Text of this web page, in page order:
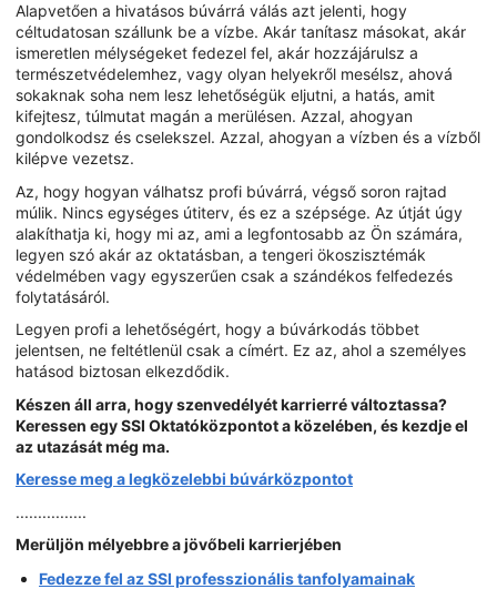
Alapvetően a hivatásos búvárrá válás azt jelenti, hogy
céltudatosan szállunk be a vízbe. Akár tanítasz másokat, akár
ismeretlen mélységeket fedezel fel, akár hozzájárulsz a
természetvédelemhez, vagy olyan helyekről mesélsz, ahová
sokaknak soha nem lesz lehetőségük eljutni, a hatás, amit
kifejtesz, túlmutat magán a merülésen. Azzal, ahogyan
gondolkodsz és cselekszel. Azzal, ahogyan a vízben és a vízből
kilépve vezetsz.
Az, hogy hogyan válhatsz profi búvárrá, végső soron rajtad
múlik. Nincs egységes útiterv, és ez a szépsége. Az útját úgy
alakíthatja ki, hogy mi az, ami a legfontosabb az Ön számára,
legyen szó akár az oktatásban, a tengeri ökoszisztémák
védelmében vagy egyszerűen csak a szándékos felfedezés
folytatásáról.
Legyen profi a lehetőségért, hogy a búvárkodás többet
jelentsen, ne feltétlenül csak a címért. Ez az, ahol a személyes
hatásod biztosan elkezdődik.
Készen áll arra, hogy szenvedélyét karrierré változtassa?
Keressen egy SSI Oktatóközpontot a közelében, és kezdje el
az utazását még ma.
Keresse meg a legközelebbi búvárközpontot
................
Merüljön mélyebbre a jövőbeli karrierjében
Fedezze fel az SSI professzionális tanfolyamainak